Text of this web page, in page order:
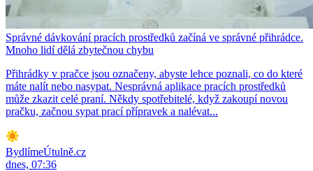
Správné dávkování pracích prostředků začíná ve správné přihrádce.
Mnoho lidí dělá zbytečnou chybu
Přihrádky v pračce jsou označeny, abyste lehce poznali, co do které
máte nalít nebo nasypat. Nesprávná aplikace pracích prostředků
může zkazit celé praní. Někdy spotřebitelé, když zakoupí novou
pračku, začnou sypat prací přípravek a nalévat...
BydlímeÚtulně.cz
dnes, 07:36